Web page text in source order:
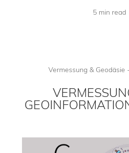
5 min read
Vermessung & Geodäsie -